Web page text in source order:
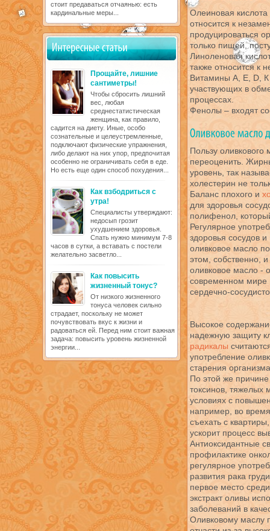
стоит предаваться отчаянью: есть
кардинальные меры...
Прощайте, лишние
сантиметры!
Чтобы сбросить лишний
вес, любая
среднестатистическая
женщина, как правило,
садится на диету. Иные, особо
сознательные и целеустремленные,
подключают физические упражнения,
либо делают на них упор, предпочитая
особенно не ограничивать себя в еде.
Но есть еще один способ похудения...
Как взбодриться с
утра!
Специалисты утверждают:
недосып грозит
ухудшением здоровья.
Спать нужно минимум 7-8
часов в сутки, а вставать с постели
желательно засветло...
Как повысить
жизненный тонус?
От низкого жизненного
тонуса человек сильно
страдает, поскольку не может
почувствовать вкус к жизни и
радоваться ей. Перед ним стоит важная
задача: повысить уровень жизненной
энергии...
Олеиновая
относится к
продуцироваться
только пищей,
Линоленовая
также относится к
Витамины А, Е, D, К
участвующих в
процессах.
Фенолы – входят
Пользу оливкового
переоценить.
уровень, так
холестерин не
Баланс плохого и
для здоровья
полифенол,
Регулярное
здоровья сосудов
оливковое масло
этом, собственно, и
оливковое масло -
современном мире
сердечно-
Высокое
надежную защиту
радикалы
употребление
старения
По этой же
токсинов, тяжелых
условиях с
например, во
съехать с
ускорит процесс
Антиоксидантные
профилактике
регулярное
развития рака
первое место
экстракт оливы
заболеваний в
Оливковому маслу